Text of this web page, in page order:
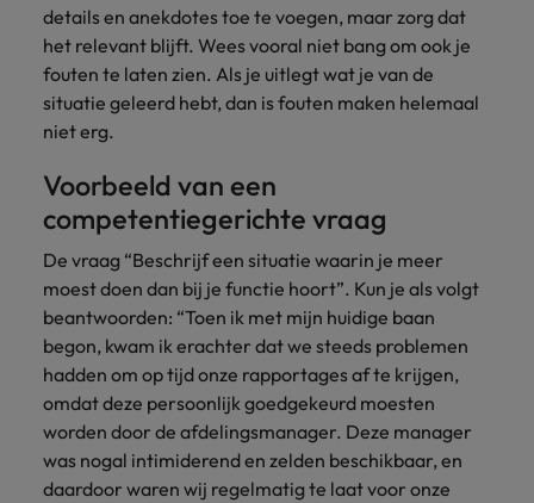
details en anekdotes toe te voegen, maar zorg dat
het relevant blijft. Wees vooral niet bang om ook je
fouten te laten zien. Als je uitlegt wat je van de
situatie geleerd hebt, dan is fouten maken helemaal
niet erg.
Voorbeeld van een
competentiegerichte vraag
De vraag “Beschrijf een situatie waarin je meer
moest doen dan bij je functie hoort”. Kun je als volgt
beantwoorden: “Toen ik met mijn huidige baan
begon, kwam ik erachter dat we steeds problemen
hadden om op tijd onze rapportages af te krijgen,
omdat deze persoonlijk goedgekeurd moesten
worden door de afdelingsmanager. Deze manager
was nogal intimiderend en zelden beschikbaar, en
daardoor waren wij regelmatig te laat voor onze